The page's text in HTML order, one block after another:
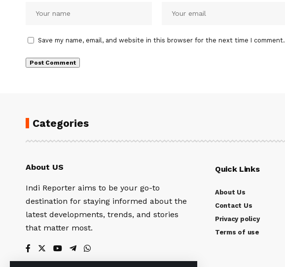
Save my name, email, and website in this browser for the next time I comment.
Categories
About US
Indi Reporter aims to be your go-to
destination for staying informed about the
latest developments, trends, and stories
that matter most.
Quick Links
About Us
Contact Us
Privacy policy
Terms of use